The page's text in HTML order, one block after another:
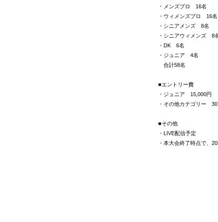
・メンズプロ 16名
・ウィメンズプロ 16名
・シニアメンズ 8名
・シニアウィメンズ 8
・DK 6名
・ジュニア 4名
合計58名
■エントリー費
・ジュニア 15,000円
・その他カテゴリー
■その他
・LIVE配信予定
・本大会終了時点で、